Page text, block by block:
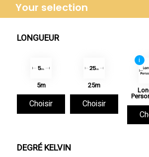
LONGUEUR
5m
Choisir
25m
Choisir
i
DEGRÉ KELVIN
Your selection